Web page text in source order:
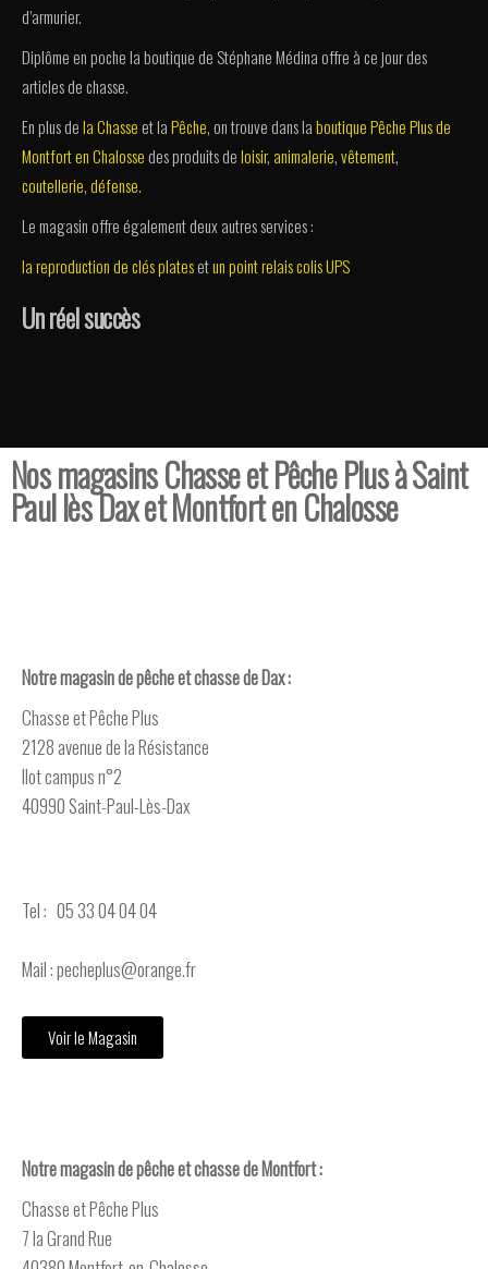
d’armurier.
Diplôme en poche la boutique de Stéphane Médina offre à ce jour des
articles de chasse.
En plus dela Chasseet laPêche, on trouve dans laboutique Pêche Plus de
Montfort en Chalossedes produits deloisir, animalerie,vêtement,
coutellerie,défense.
Le magasin offre également deux autres services :
la reproduction de clés platesetun point relais colis UPS
Un réel succès
Nos magasins Chasse et Pêche Plusà Saint
Paul lès Dax et Montfort en Chalosse
Notre magasin de pêche et chasse de Dax :
Chasse et Pêche Plus
2128 avenue de la Résistance
Ilot campus n°2
40990 Saint-Paul-Lès-Dax
Tel : 05 33 04 04 04
Mail : pecheplus@orange.fr
Voir le Magasin
Notre magasin de pêche et chasse de Montfort :
Chasse et Pêche Plus
7 la Grand Rue